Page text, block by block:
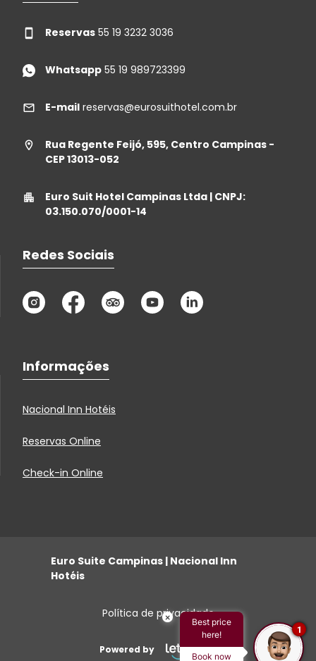
Reservas 55 19 3232 3036
Whatsapp 55 19 989723399
E-mail reservas@eurosuithotel.com.br
Rua Regente Feijó, 595, Centro Campinas -
CEP 13013-052
Euro Suit Hotel Campinas Ltda | CNPJ:
03.150.070/0001-14
Redes Sociais
Informações
Nacional Inn Hotéis
Reservas Online
Check-in Online
Euro Suite Campinas | Nacional Inn
Hotéis
Política de privacidade
Powered by
×
Best price
here!
Book now
1